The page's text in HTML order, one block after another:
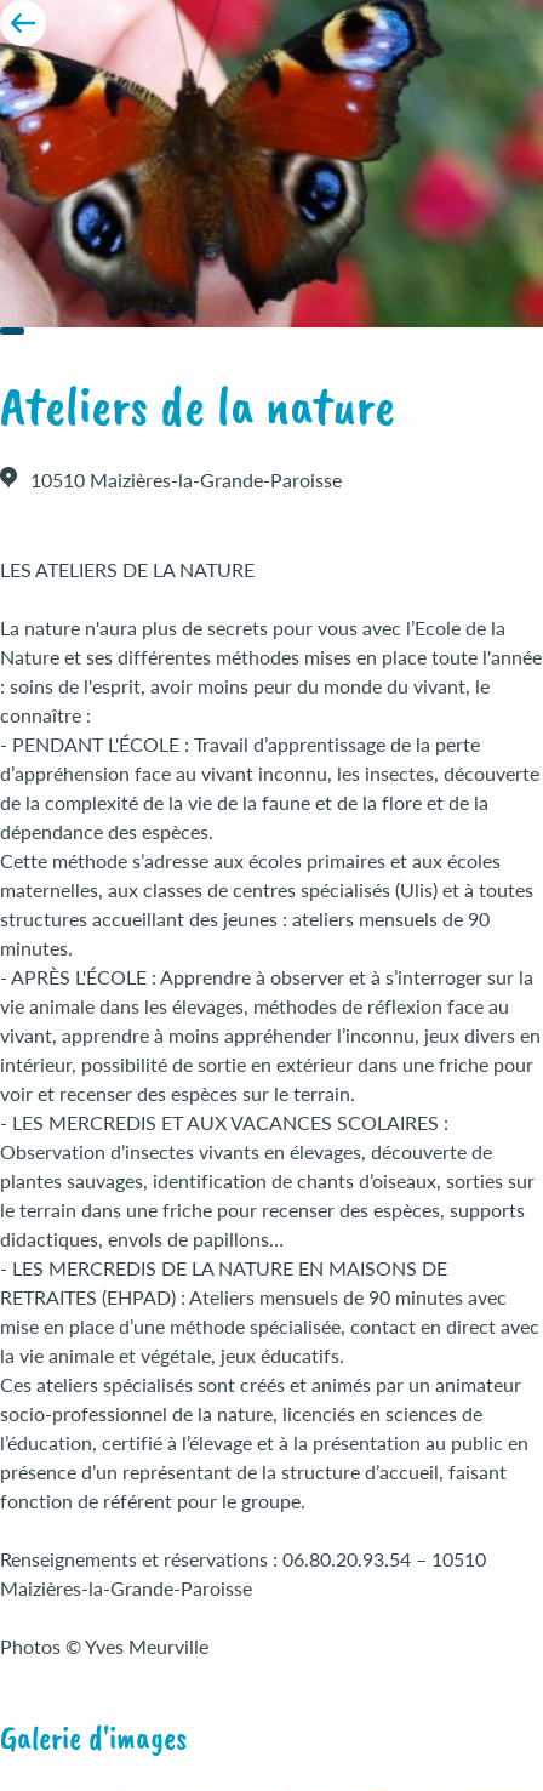
Ateliers de la nature
10510 Maizières-la-Grande-Paroisse
LES ATELIERS DE LA NATURE
La nature n'aura plus de secrets pour vous avec l’Ecole de la
Nature et ses différentes méthodes mises en place toute l'année
: soins de l'esprit, avoir moins peur du monde du vivant, le
connaître :
- PENDANT L'ÉCOLE : Travail d’apprentissage de la perte
d’appréhension face au vivant inconnu, les insectes, découverte
de la complexité de la vie de la faune et de la flore et de la
dépendance des espèces.
Cette méthode s’adresse aux écoles primaires et aux écoles
maternelles, aux classes de centres spécialisés (Ulis) et à toutes
structures accueillant des jeunes : ateliers mensuels de 90
minutes.
- APRÈS L'ÉCOLE : Apprendre à observer et à s’interroger sur la
vie animale dans les élevages, méthodes de réflexion face au
vivant, apprendre à moins appréhender l’inconnu, jeux divers en
intérieur, possibilité de sortie en extérieur dans une friche pour
voir et recenser des espèces sur le terrain.
- LES MERCREDIS ET AUX VACANCES SCOLAIRES :
Observation d’insectes vivants en élevages, découverte de
plantes sauvages, identification de chants d’oiseaux, sorties sur
le terrain dans une friche pour recenser des espèces, supports
didactiques, envols de papillons…
- LES MERCREDIS DE LA NATURE EN MAISONS DE
RETRAITES (EHPAD) : Ateliers mensuels de 90 minutes avec
mise en place d’une méthode spécialisée, contact en direct avec
la vie animale et végétale, jeux éducatifs.
Ces ateliers spécialisés sont créés et animés par un animateur
socio-professionnel de la nature, licenciés en sciences de
l’éducation, certifié à l’élevage et à la présentation au public en
présence d’un représentant de la structure d’accueil, faisant
fonction de référent pour le groupe.
Renseignements et réservations : 06.80.20.93.54 – 10510
Maizières-la-Grande-Paroisse
Photos © Yves Meurville
Galerie d'images